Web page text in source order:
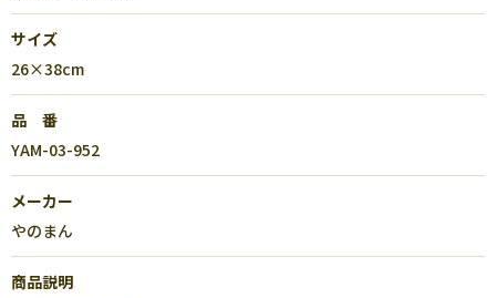
サイズ
26×38cm
品 番
YAM-03-952
メーカー
やのまん
商品説明